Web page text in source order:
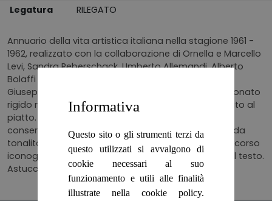
Legatura
RILEGATO
Annuario della vita artistica italiana nella stagione 1961 -
1962, realizzato con la collaborazione di Ornella e Marcello
Levi, Sandra Reberschack, Umberto Allemandi, Alberto
Bolaffi jr, e con la consulenza di Ettore Gianferrari,
Giuseppe Bertasso e Claudio Bruni. Legatura in cartonato
rigido ruvido, con titolo in oro al dorso e fregio dorato al
piatto. Risguardi illustrati. Molto buono lo stato di
conservazione generale, pagine ben tenute, velate da
tonalità avorio, leggermente bruniti i tagli. Ricco percorso
iconografico di figure a colori e in bianco e nero, nel testo.
Astuccio cartonato illustrato. Numero pagine 358.
Informativa
Questo sito o gli strumenti terzi da
questo utilizzati si avvalgono di
cookie necessari al suo
funzionamento e utili alle finalità
illustrate nella cookie policy.